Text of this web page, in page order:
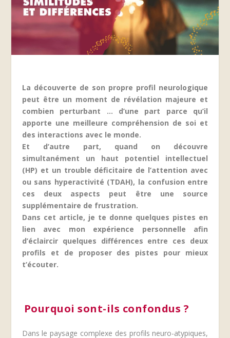
La découverte de son propre profil neurologique
peut être un moment de révélation majeure et
combien perturbant … d’une part parce qu’il
apporte une meilleure compréhension de soi et
des interactions avec le monde.
Et d’autre part, quand on découvre
simultanément un haut potentiel intellectuel
(HP) et un trouble déficitaire de l’attention avec
ou sans hyperactivité (TDAH), la confusion entre
ces deux aspects peut être une source
supplémentaire de frustration.
Dans cet article, je te donne quelques pistes en
lien avec mon expérience personnelle afin
d’éclaircir quelques différences entre ces deux
profils et de proposer des pistes pour mieux
t’écouter.
Pourquoi sont-ils confondus ?
Dans le paysage complexe des profils neuro-atypiques,